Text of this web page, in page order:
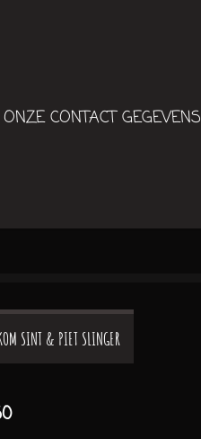
ONZE CONTACT GEGEVENS
SINT & PIET SLINGER